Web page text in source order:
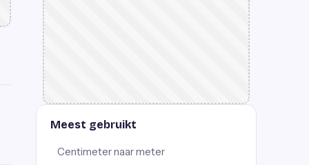
Meest gebruikt
Centimeter naar meter